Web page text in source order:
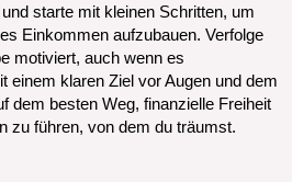
starte mit kleinen Schritten, um
Einkommen aufzubauen. Verfolge
motiviert, auch wenn es
einem klaren Ziel vor Augen und dem
dem besten Weg, finanzielle Freiheit
zu führen, von dem du träumst.